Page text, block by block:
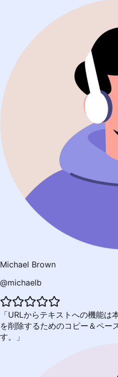
Michael Brown
@michaelb
URLからテキストへの機能は
を削除するためのコピー＆ペー
す。